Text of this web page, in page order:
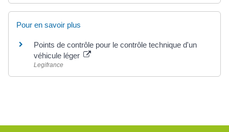
Pour en savoir plus
Points de contrôle pour le contrôle technique d'un
véhicule léger
Legifrance